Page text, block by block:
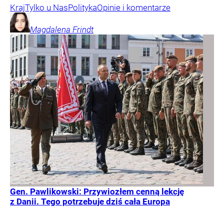
KrajTylko u NasPolitykaOpinie i komentarze
Magdalena Frindt
Gen. Pawlikowski: Przywiozłem cenną lekcję
z Danii. Tego potrzebuje dziś cała Europa